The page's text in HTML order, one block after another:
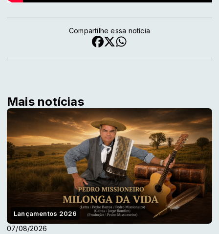
Compartilhe essa notícia
Mais notícias
Lançamentos 2026
07/08/2026